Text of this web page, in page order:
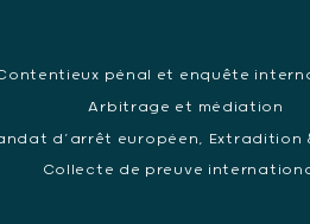
pénal et enquête
Arbitrage et médiation
d’arrêt européen, Extradition
Collecte de preuve